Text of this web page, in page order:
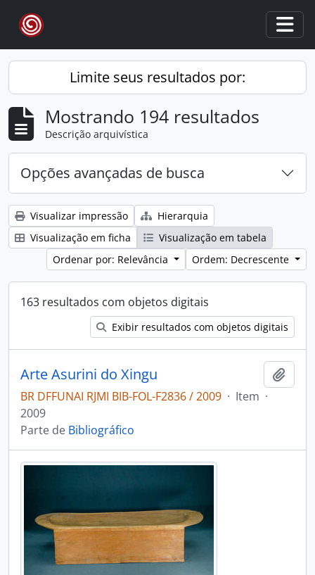
Skip to main content
Limite seus resultados por:
Mostrando 194 resultados
Descrição arquivística
Opções avançadas de busca
Visualizar impressão
Hierarquia
Visualização em ficha
Visualização em tabela
Ordenar por: Relevância
Ordem: Decrescente
163 resultados com objetos digitais
Exibir resultados com objetos digitais
Arte Asurini do Xingu
BR DFFUNAI RJMI BIB-FOL-F2836 / 2009 · Item ·
2009
Parte de Bibliográfico